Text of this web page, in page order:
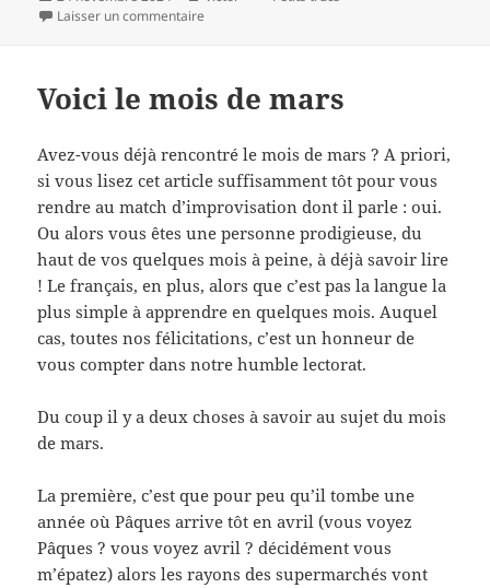
le
Laisser un commentaire
Voici le mois de mars
Avez-vous déjà rencontré le mois de mars ? A priori,
si vous lisez cet article suffisamment tôt pour vous
rendre au match d’improvisation dont il parle : oui.
Ou alors vous êtes une personne prodigieuse, du
haut de vos quelques mois à peine, à déjà savoir lire
! Le français, en plus, alors que c’est pas la langue la
plus simple à apprendre en quelques mois. Auquel
cas, toutes nos félicitations, c’est un honneur de
vous compter dans notre humble lectorat.
Du coup il y a deux choses à savoir au sujet du mois
de mars.
La première, c’est que pour peu qu’il tombe une
année où Pâques arrive tôt en avril (vous voyez
Pâques ? vous voyez avril ? décidément vous
m’épatez) alors les rayons des supermarchés vont